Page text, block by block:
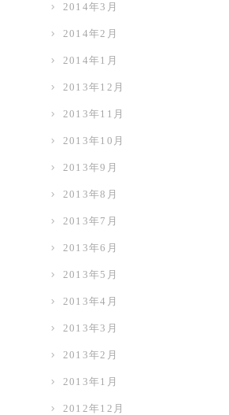
2014年3月
2014年2月
2014年1月
2013年12月
2013年11月
2013年10月
2013年9月
2013年8月
2013年7月
2013年6月
2013年5月
2013年4月
2013年3月
2013年2月
2013年1月
2012年12月